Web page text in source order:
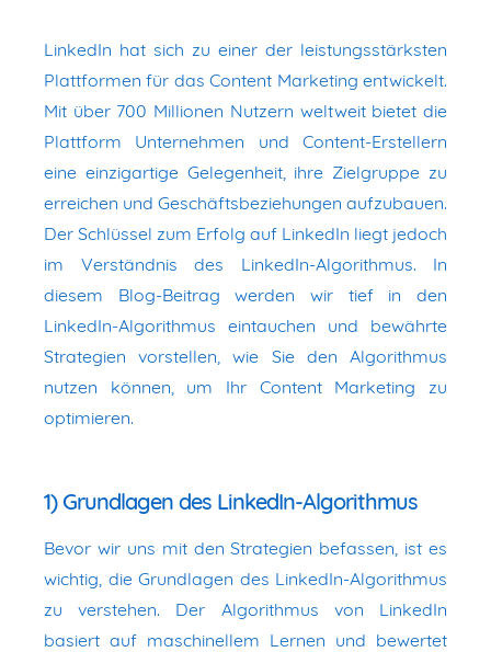
LinkedIn hat sich zu einer der leistungsstärksten
Plattformen für das Content Marketing entwickelt.
Mit über 700 Millionen Nutzern weltweit bietet die
Plattform Unternehmen und Content-Erstellern
eine einzigartige Gelegenheit, ihre Zielgruppe zu
erreichen und Geschäftsbeziehungen aufzubauen.
Der Schlüssel zum Erfolg auf LinkedIn liegt jedoch
im Verständnis des LinkedIn-Algorithmus. In
diesem Blog-Beitrag werden wir tief in den
LinkedIn-Algorithmus eintauchen und bewährte
Strategien vorstellen, wie Sie den Algorithmus
nutzen können, um Ihr Content Marketing zu
optimieren.
1) Grundlagen des LinkedIn-Algorithmus
Bevor wir uns mit den Strategien befassen, ist es
wichtig, die Grundlagen des LinkedIn-Algorithmus
zu verstehen. Der Algorithmus von LinkedIn
basiert auf maschinellem Lernen und bewertet